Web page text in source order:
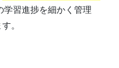
学習進捗を細かく管理
。